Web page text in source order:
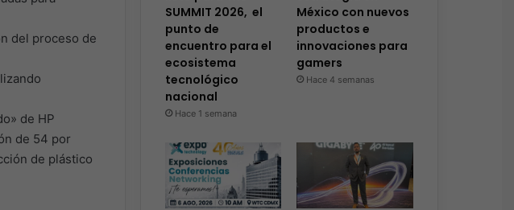
del proceso de
de HP
de 54 por
de plástico
SUMMIT 2026, el
punto de
encuentro para el
ecosistema
tecnológico
nacional
Hace 1 semana
México con nuevos
productos e
innovaciones para
gamers
Hace 4 semanas